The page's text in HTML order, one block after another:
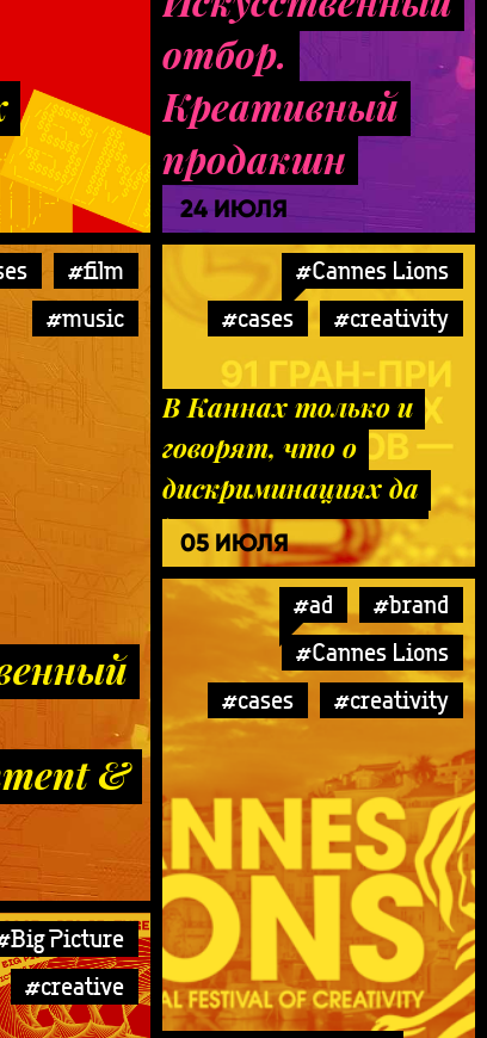
отбор.
Креативный
продакшн
24 ИЮЛЯ
#film
#music
&
#Cannes Lions
#cases
#creativity
В Каннах только и
говорят, что о
дискриминациях да
дестигматизациях
05 ИЮЛЯ
#ad
#brand
#Cannes Lions
#cases
#creativity
Picture
#creative